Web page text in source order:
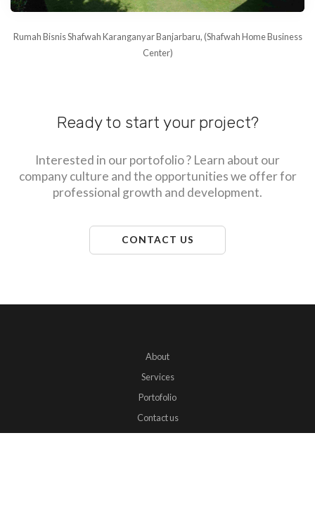
Rumah Bisnis Shafwah Karanganyar Banjarbaru, (Shafwah Home Business
Center)
Ready to start your project?
Interested in our portofolio ? Learn about our
company culture and the opportunities we offer for
professional growth and development.
CONTACT US
About
Services
Portofolio
Contact us